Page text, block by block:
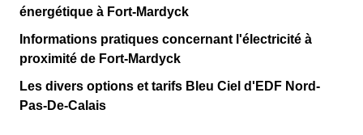
énergétique à Fort-Mardyck
Informations pratiques concernant l'électricité à
proximité de Fort-Mardyck
Les divers options et tarifs Bleu Ciel d'EDF Nord-
Pas-De-Calais